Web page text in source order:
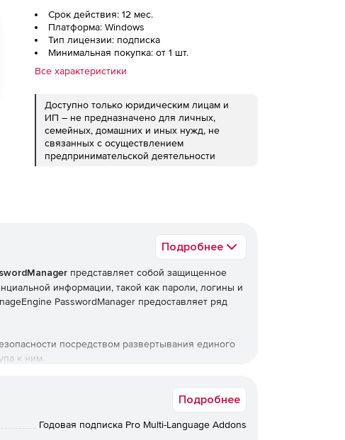
Срок действия: 12 мес.
Платформа: Windows
Тип лицензии: подписка
Минимальная покупка: от 1 шт.
Все характеристики
Доступно только юридическим лицам и
ИП – не предназначено для личных,
семейных, домашних и иных нужд, не
связанных с осуществлением
предпринимательской деятельности
Подробнее
представляет собой защищенное
информации, такой как пароли, логины и
PasswordManager предоставляет ряд
посредством развертывания единого
к ним.
Подробнее
Годовая подписка Pro Multi-Language Addons